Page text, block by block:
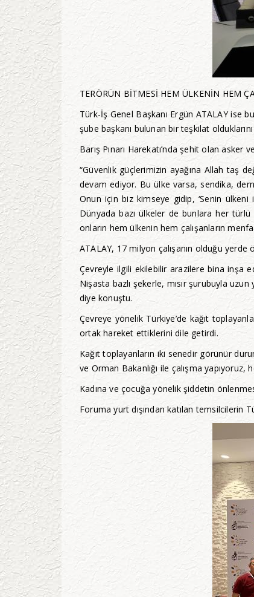
TERÖRÜN BİTMESİ HEM ÜLKENİN HEM
Türk-İş Genel Başkanı Ergün ATALAY ise
şube başkanı bulunan bir teşkilat
Barış Pınarı Harekatı’nda şehit olan
“Güvenlik güçlerimizin ayağına Allah taş
devam ediyor. Bu ülke varsa, sendika,
Onun için biz kimseye gidip, ‘Senin
Dünyada bazı ülkeler de bunlara her
onların hem ülkenin hem çalışanların
ATALAY, 17 milyon çalışanın olduğu
Çevreyle ilgili ekilebilir arazilere bina inşa
Nişasta bazlı şekerle, mısır şurubuyla
diye konuştu.
Çevreye yönelik Türkiye’de kağıt
ortak hareket ettiklerini dile getirdi.
Kağıt toplayanların iki senedir görünür
ve Orman Bakanlığı ile çalışma
Kadına ve çocuğa yönelik şiddetin
Foruma yurt dışından katılan temsilcilerin